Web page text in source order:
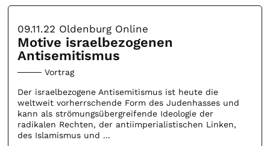
09.11.22 Oldenburg Online
Motive israelbezogenen
Antisemitismus
Vortrag
Der israelbezogene Antisemitismus ist heute die
weltweit vorherrschende Form des Judenhasses und
kann als strömungsübergreifende Ideologie der
radikalen Rechten, der antiimperialistischen Linken,
des Islamismus und ...